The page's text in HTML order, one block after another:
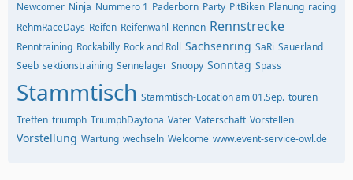
Newcomer Ninja Nummero 1 Paderborn Party PitBiken Planung racing
RehmRaceDays Reifen Reifenwahl Rennen Rennstrecke
Renntraining Rockabilly Rock and Roll Sachsenring SaRi Sauerland
Seeb sektionstraining Sennelager Snoopy Sonntag Spass
Stammtisch Stammtisch-Location am 01.Sep. touren
Treffen triumph TriumphDaytona Vater Vaterschaft Vorstellen
Vorstellung Wartung wechseln Welcome www.event-service-owl.de